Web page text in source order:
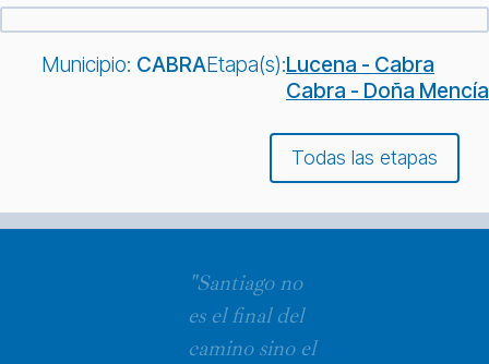
Municipio: CABRAEtapa(s):Lucena - Cabra
Cabra - Doña Mencía
Todas las etapas
"Santiago no
es el final del
camino sino el